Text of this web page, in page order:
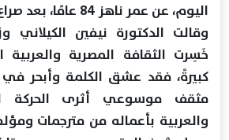
اليوم، عن عمر ناهز ‏‏84 عامًا، بعد صراع مع المرض‎.‎
وقالت الدكتورة نيفين الكيلاني
خَسِرت الثقافة ‏المصرية والعربية
كبيرةً، فقد عشق الكلمة وأبحر ‏في
مثقف موسوعي أثرى الحركة
والعربية بأعماله من مترجمات